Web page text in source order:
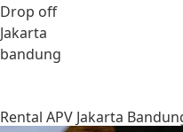
Drop off
Jakarta
bandung
Rental APV Jakarta